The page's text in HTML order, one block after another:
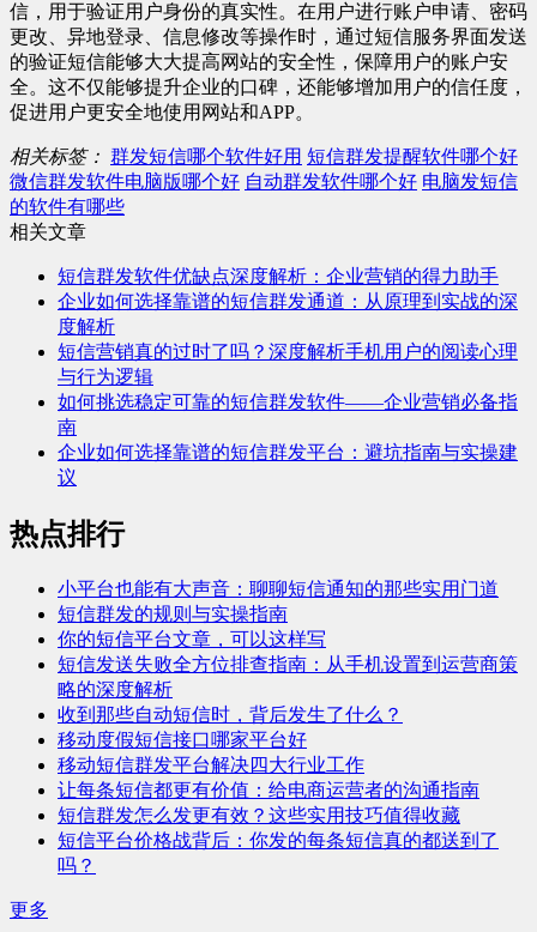
信，用于验证用户身份的真实性。在用户进行账户申请、密码
更改、异地登录、信息修改等操作时，通过短信服务界面发送
的验证短信能够大大提高网站的安全性，保障用户的账户安
全。这不仅能够提升企业的口碑，还能够增加用户的信任度，
促进用户更安全地使用网站和APP。
相关标签： 群发短信哪个软件好用 短信群发提醒软件哪个好
微信群发软件电脑版哪个好 自动群发软件哪个好 电脑发短信
的软件有哪些
相关文章
短信群发软件优缺点深度解析：企业营销的得力助手
企业如何选择靠谱的短信群发通道：从原理到实战的深
度解析
短信营销真的过时了吗？深度解析手机用户的阅读心理
与行为逻辑
如何挑选稳定可靠的短信群发软件——企业营销必备指
南
企业如何选择靠谱的短信群发平台：避坑指南与实操建
议
热点排行
小平台也能有大声音：聊聊短信通知的那些实用门道
短信群发的规则与实操指南
你的短信平台文章，可以这样写
短信发送失败全方位排查指南：从手机设置到运营商策
略的深度解析
收到那些自动短信时，背后发生了什么？
移动度假短信接口哪家平台好
移动短信群发平台解决四大行业工作
让每条短信都更有价值：给电商运营者的沟通指南
短信群发怎么发更有效？这些实用技巧值得收藏
短信平台价格战背后：你发的每条短信真的都送到了
吗？
更多